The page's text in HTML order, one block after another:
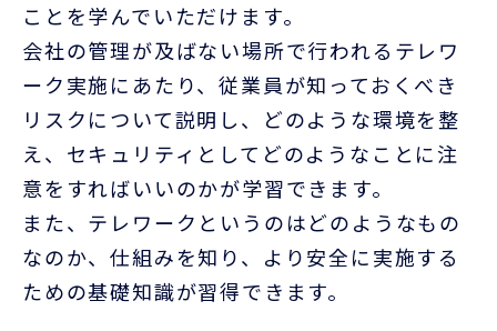
ことを学んでいただけます。
会社の管理が及ばない場所で行われるテレワ
ーク実施にあたり、従業員が知っておくべき
リスクについて説明し、どのような環境を整
え、セキュリティとしてどのようなことに注
意をすればいいのかが学習できます。
また、テレワークというのはどのようなもの
なのか、仕組みを知り、より安全に実施する
ための基礎知識が習得できます。